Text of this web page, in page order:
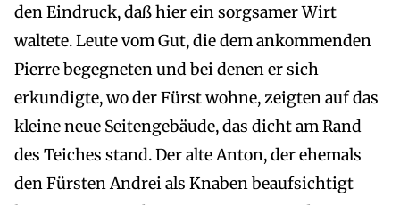
den Eindruck, daß hier ein sorgsamer Wirt
waltete. Leute vom Gut, die dem ankommenden
Pierre begegneten und bei denen er sich
erkundigte, wo der Fürst wohne, zeigten auf das
kleine neue Seitengebäude, das dicht am Rand
des Teiches stand. Der alte Anton, der ehemals
den Fürsten Andrei als Knaben beaufsichtigt